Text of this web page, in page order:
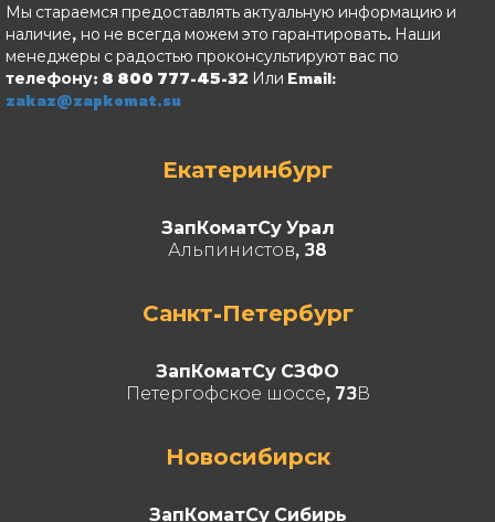
Мы стараемся предоставлять актуальную информацию и
наличие, но не всегда можем это гарантировать. Наши
менеджеры с радостью проконсультируют вас по
телефону: 8 800 777-45-32 Или Email:
zakaz@zapkomat.su
Екатеринбург
ЗапКоматСу Урал
Альпинистов, 38
Санкт-Петербург
ЗапКоматСу СЗФО
Петергофское шоссе, 73В
Новосибирск
ЗапКоматСу Сибирь